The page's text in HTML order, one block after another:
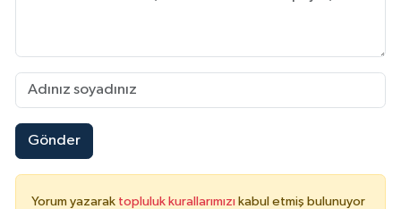
Gönder
Yorum yazarak topluluk kurallarımızı kabul etmiş bulunuyor